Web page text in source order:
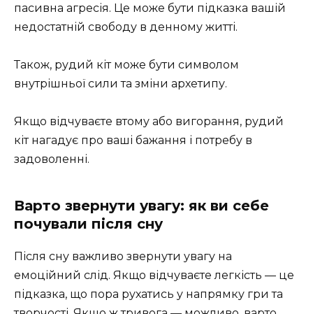
пасивна агресія. Це може бути підказка вашій
недостатній свободу в денному житті.
Також, рудий кіт може бути символом
внутрішньої сили та зміни архетипу.
Якщо відчуваєте втому або вигорання, рудий
кіт нагадує про ваші бажання і потребу в
задоволенні.
Варто звернути увагу: як ви себе
почували після сну
Після сну важливо звернути увагу на
емоційний слід. Якщо відчуваєте легкість — це
підказка, що пора рухатись у напрямку гри та